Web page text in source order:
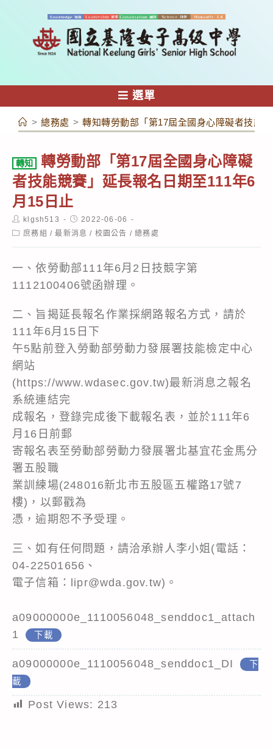
容
選單
> 總務處 > 轉知轉勞動部「第17屆全國身心障礙者技能
轉知
轉勞動部「第17屆全國身心障礙
者技能競賽」延長報名日期至111年6
月15日止
Post
author:
klgsh513
Post
published:
2022-06-06
Post庶務組 / 最新消息 / 校園公告 / 總務處
一、依勞動部111年6月2日技競字第
1112100406號函辦理。
二、旨揭延長報名作業採網路報名方式，請於
111年6月15日下
午5點前登入勞動部勞動力發展署技能檢定中心
網站
(https://www.wdasec.gov.tw)最新消息之報名
系統連結完
成報名，登錄完成後下載報名表，並於111年6
月16日前郵
寄報名表至勞動部勞動力發展署北基宜花金馬分
署五股職
業訓練場(248016新北市五股區五權路17號7
樓)，以郵戳為
憑，逾期恕不予受理。
三、如有任何問題，請洽承辦人李小姐(電話：
04-22501656、
電子信箱：lipr@wda.gov.tw)。
a09000000e_1110056048_senddoc1_attach
1
下載
a09000000e_1110056048_senddoc1_DI
下
載
Post Views: 213